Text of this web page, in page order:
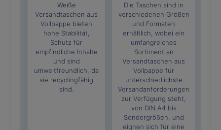
Weiße
Versandtaschen aus
Vollpappe bieten
hohe Stabilität,
Schutz für
empfindliche Inhalte
und sind
umweltfreundlich, da
sie recyclingfähig
sind.
Die Taschen sind in
verschiedenen Größen
und Formaten
erhältlich, wobei ein
umfangreiches
Sortiment an
Versandtaschen aus
Vollpappe für
unterschiedlichste
Versandanforderungen
zur Verfügung steht,
von DIN A4 bis
Sondergrößen, und
eignen sich für eine